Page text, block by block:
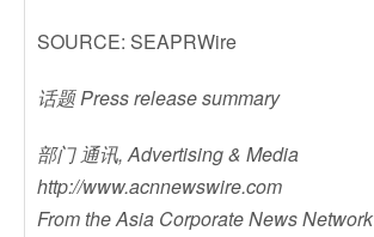
SOURCE: SEAPRWire
话题 Press release summary
部门 通讯, Advertising & Media
http://www.acnnewswire.com
From the Asia Corporate News Network